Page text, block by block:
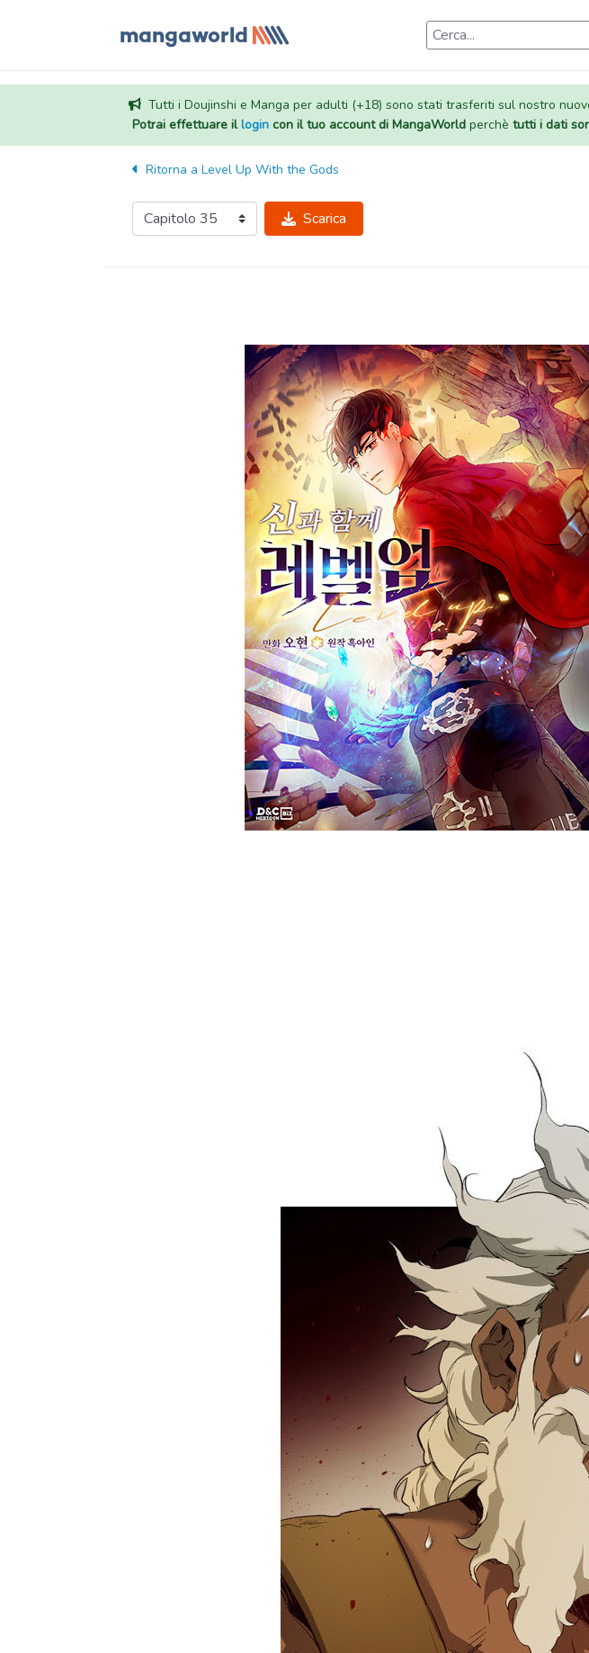
Tutti i Doujinshi e Manga per adulti (+18) sono stati trasferiti sul nostro
Potrai effettuare illogincon il tuo account di MangaWorldperchè tutti i dati
Ritorna a Level Up With the Gods
Scarica